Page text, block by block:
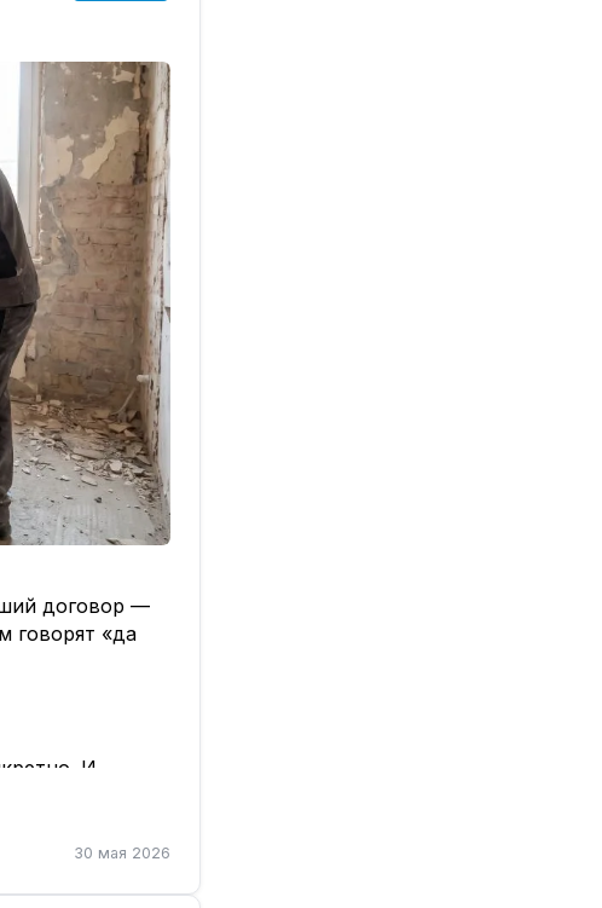
договор —
говорят «да
И
«не
что-то
30 мая 2026